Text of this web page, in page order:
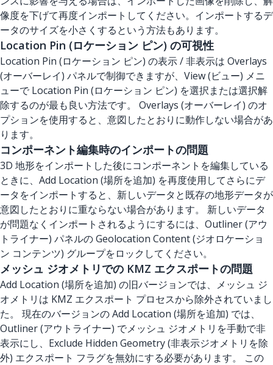
像度を下げて再度インポートしてください。インポートするデ
ータのサイズを小さくするという方法もあります。
Location Pin (ロケーション ピン) の可視性
Location Pin (ロケーション ピン) の表示 / 非表示は Overlays
(オーバーレイ) パネルで制御できますが、View (ビュー) メニ
ューで Location Pin (ロケーション ピン) を選択または選択解
除するのが最も良い方法です。 Overlays (オーバーレイ) のオ
プションを使用すると、意図したとおりに動作しない場合があ
ります。
コンポーネント編集時のインポートの問題
3D 地形をインポートした後にコンポーネントを編集している
ときに、Add Location (場所を追加) を再度使用してさらにデ
ータをインポートすると、新しいデータと既存の地形データが
意図したとおりに重ならない場合があります。 新しいデータ
が問題なくインポートされるようにするには、Outliner (アウ
トライナー) パネルの Geolocation Content (ジオロケーショ
ン コンテンツ) グループをロックしてください。
メッシュ ジオメトリでの KMZ エクスポートの問題
Add Location (場所を追加) の旧バージョンでは、メッシュ ジ
オメトリは KMZ エクスポート プロセスから除外されていまし
た。 現在のバージョンの Add Location (場所を追加) では、
Outliner (アウトライナー) でメッシュ ジオメトリを手動で非
表示にし、Exclude Hidden Geometry (非表示ジオメトリを除
外) エクスポート フラグを無効にする必要があります。 この